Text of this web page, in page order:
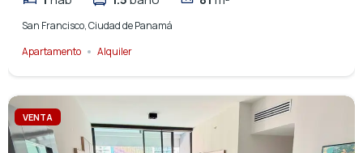
San Francisco, Ciudad de Panamá
Apartamento
Alquiler
VENTA